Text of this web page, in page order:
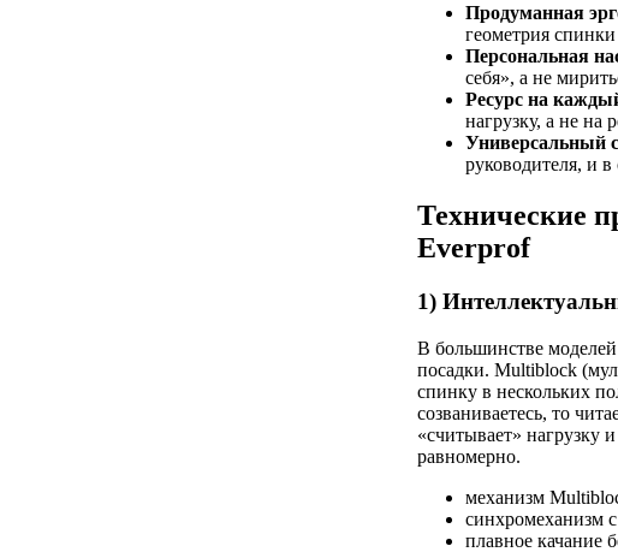
Продуманная
геометрия
Персональная
себя», а не
Ресурс на
нагрузку, а не на
Универсальный
руководителя, и
Технические
Everprof
1)
В большинстве
посадки. Multiblock
спинку в нескольких
созваниваетесь, то
«считывает» нагрузку
равномерно.
механизм
синхромеханизм
плавное качание